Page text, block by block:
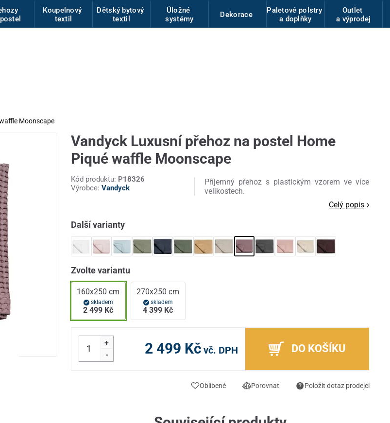
Koupelnový
textil
Dětský bytový
textil
Úložné
systémy
Dekorace
Paletové polstry
a doplňky
Outlet
a výprodej
Moonscape
Vandyck Luxusní přehoz na postel Home
Piqué waffle Moonscape
Kód produktu: P18326
Výrobce: Vandyck
Příjemný přehoz s plastickým vzorem ve více
velikostech.
Celý popis
Další varianty
Zvolte variantu
160x250 cm
skladem
2 499 Kč
270x250 cm
skladem
4 399 Kč
+
-
2 499 Kč vč. DPH DO KOŠÍKU
Oblíbené Porovnat Položit dotaz prodejci